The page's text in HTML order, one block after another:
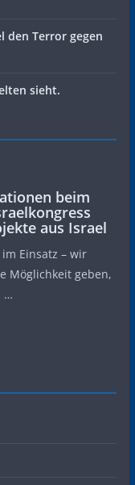
den Terror gegen
sieht.
beim
aus Israel
Einsatz – wir
Möglichkeit geben,
…